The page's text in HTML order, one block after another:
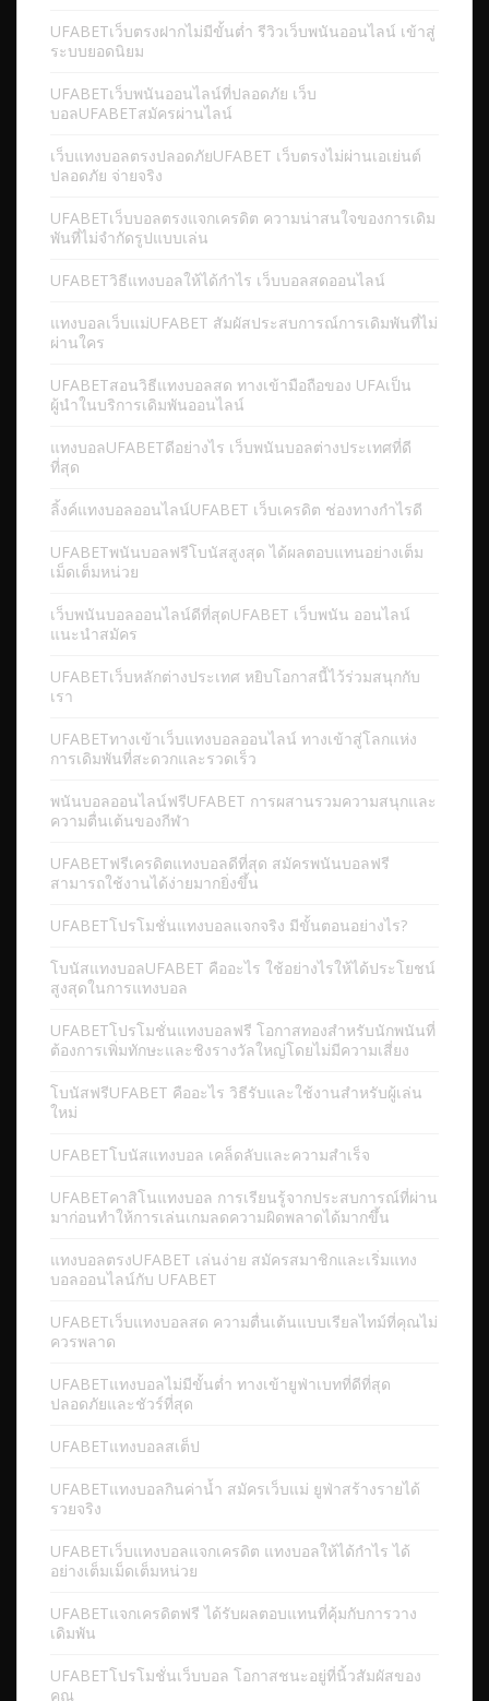
UFABETเว็บตรงฝากไม่มีขั้นต่ำ รีวิวเว็บพนันออนไลน์ เข้าสู่
ระบบยอดนิยม
UFABETเว็บพนันออนไลน์ที่ปลอดภัย เว็บ
บอลUFABETสมัครผ่านไลน์
เว็บแทงบอลตรงปลอดภัยUFABET เว็บตรงไม่ผ่านเอเย่นต์
ปลอดภัย จ่ายจริง
UFABETเว็บบอลตรงแจกเครดิต ความน่าสนใจของการเดิม
พันที่ไม่จำกัดรูปแบบเล่น
UFABETวิธีแทงบอลให้ได้กำไร เว็บบอลสดออนไลน์
แทงบอลเว็บแม่UFABET สัมผัสประสบการณ์การเดิมพันที่ไม่
ผ่านใคร
UFABETสอนวิธีแทงบอลสด ทางเข้ามือถือของ UFAเป็น
ผู้นำในบริการเดิมพันออนไลน์
แทงบอลUFABETดีอย่างไร เว็บพนันบอลต่างประเทศที่ดี
ที่สุด
ลิ้งค์แทงบอลออนไลน์UFABET เว็บเครดิต ช่องทางกำไรดี
UFABETพนันบอลฟรีโบนัสสูงสุด ได้ผลตอบแทนอย่างเต็ม
เม็ดเต็มหน่วย
เว็บพนันบอลออนไลน์ดีที่สุดUFABET เว็บพนัน ออนไลน์
แนะนำสมัคร
UFABETเว็บหลักต่างประเทศ หยิบโอกาสนี้ไว้ร่วมสนุกกับ
เรา
UFABETทางเข้าเว็บแทงบอลออนไลน์ ทางเข้าสู่โลกแห่ง
การเดิมพันที่สะดวกและรวดเร็ว
พนันบอลออนไลน์ฟรีUFABET การผสานรวมความสนุกและ
ความตื่นเต้นของกีฬา
UFABETฟรีเครดิตแทงบอลดีที่สุด สมัครพนันบอลฟรี
สามารถใช้งานได้ง่ายมากยิ่งขึ้น
UFABETโปรโมชั่นแทงบอลแจกจริง มีขั้นตอนอย่างไร?
โบนัสแทงบอลUFABET คืออะไร ใช้อย่างไรให้ได้ประโยชน์
สูงสุดในการแทงบอล
UFABETโปรโมชั่นแทงบอลฟรี โอกาสทองสำหรับนักพนันที่
ต้องการเพิ่มทักษะและชิงรางวัลใหญ่โดยไม่มีความเสี่ยง
โบนัสฟรีUFABET คืออะไร วิธีรับและใช้งานสำหรับผู้เล่น
ใหม่
UFABETโบนัสแทงบอล เคล็ดลับและความสำเร็จ
UFABETคาสิโนแทงบอล การเรียนรู้จากประสบการณ์ที่ผ่าน
มาก่อนทำให้การเล่นเกมลดความผิดพลาดได้มากขึ้น
แทงบอลตรงUFABET เล่นง่าย สมัครสมาชิกและเริ่มแทง
บอลออนไลน์กับ UFABET
UFABETเว็บแทงบอลสด ความตื่นเต้นแบบเรียลไทม์ที่คุณไม่
ควรพลาด
UFABETแทงบอลไม่มีขั้นต่ำ ทางเข้ายูฟ่าเบทที่ดีที่สุด
ปลอดภัยและชัวร์ที่สุด
UFABETแทงบอลสเต็ป
UFABETแทงบอลกินค่าน้ำ สมัครเว็บแม่ ยูฟ่าสร้างรายได้
รวยจริง
UFABETเว็บแทงบอลแจกเครดิต แทงบอลให้ได้กำไร ได้
อย่างเต็มเม็ดเต็มหน่วย
UFABETแจกเครดิตฟรี ได้รับผลตอบแทนที่คุ้มกับการวาง
เดิมพัน
UFABETโปรโมชั่นเว็บบอล โอกาสชนะอยู่ที่นิ้วสัมผัสของ
คุณ